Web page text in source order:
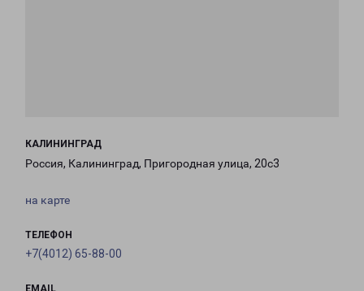
КАЛИНИНГРАД
Россия, Калининград, Пригородная улица, 20с3
на карте
ТЕЛЕФОН
+7(4012) 65-88-00